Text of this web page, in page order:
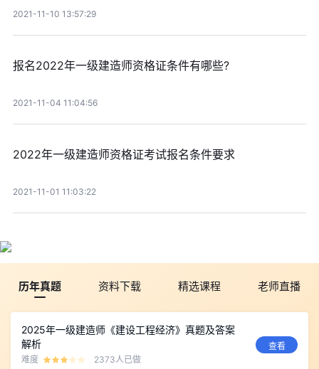
2021-11-10 13:57:29
报名2022年一级建造师资格证条件有哪些?
2021-11-04 11:04:56
2022年一级建造师资格证考试报名条件要求
2021-11-01 11:03:22
历年真题 资料下载 精选课程 老师直播
2025年一级建造师《建设工程经济》真题及答案
解析
难度 2373人已做
查看